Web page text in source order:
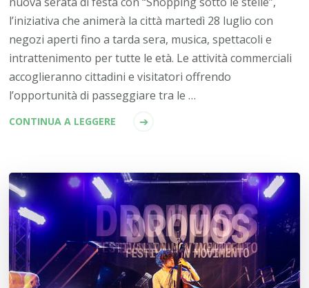
l’iniziativa che animerà la città martedì 28 luglio con
negozi aperti fino a tarda sera, musica, spettacoli e
intrattenimento per tutte le età. Le attività commerciali
accoglieranno cittadini e visitatori offrendo
l’opportunità di passeggiare tra le …
CONTINUA A LEGGERE